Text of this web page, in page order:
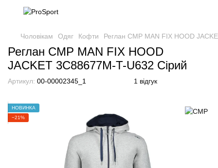
Чоловікам Одяг Кофти Реглан CMP MAN FIX HOOD
Реглан CMP MAN FIX HOOD
JACKET 3C88677M-T-U632 Сірий
Артикул: 00-00002345_1 1 відгук
НОВИНКА
−21%